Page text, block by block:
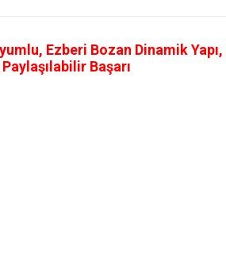
Ezberi Bozan Dinamik Yapı,
Başarı